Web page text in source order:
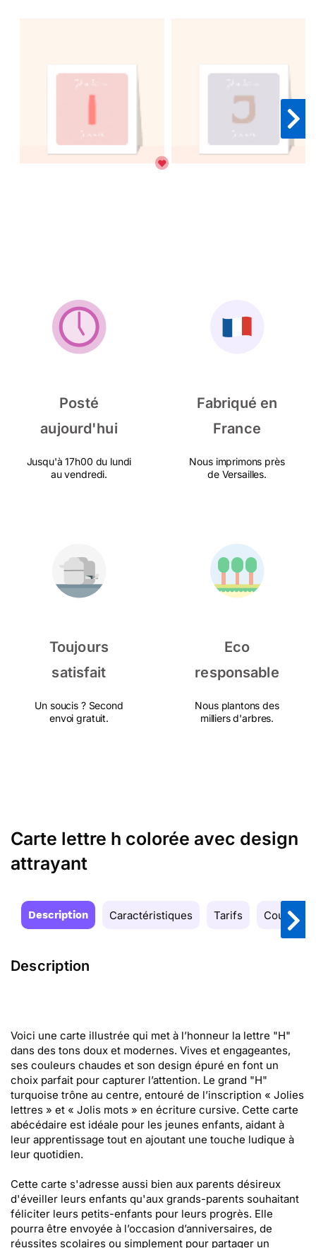
Posté
aujourd'hui
Jusqu'à 17h00 du lundi
au vendredi.
Fabriqué en
France
Nous imprimons près
de Versailles.
Toujours
satisfait
Un soucis ? Second
envoi gratuit.
Eco
responsable
Nous plantons des
milliers d'arbres.
Carte lettre h colorée avec design
attrayant
Description Caractéristiques Tarifs Couleurs
Description
Voici une carte illustrée qui met à l’honneur la lettre "H"
dans des tons doux et modernes. Vives et engageantes,
ses couleurs chaudes et son design épuré en font un
choix parfait pour capturer l’attention. Le grand "H"
turquoise trône au centre, entouré de l’inscription « Jolies
lettres » et « Jolis mots » en écriture cursive. Cette carte
abécédaire est idéale pour les jeunes enfants, aidant à
leur apprentissage tout en ajoutant une touche ludique à
leur quotidien.
Cette carte s'adresse aussi bien aux parents désireux
d'éveiller leurs enfants qu'aux grands-parents souhaitant
féliciter leurs petits-enfants pour leurs progrès. Elle
pourra être envoyée à l’occasion d’anniversaires, de
réussites scolaires ou simplement pour partager un